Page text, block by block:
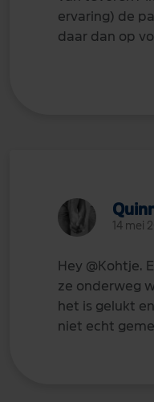
ervaring) de
daar dan op
14 mei
Hey @Kohtje.
ze onderweg
het is gelukt
niet echt